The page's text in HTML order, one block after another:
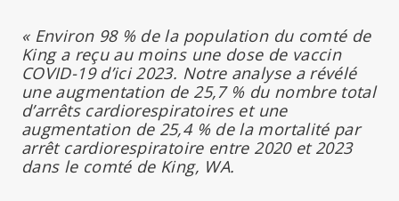
« Environ 98 % de la population du comté de
King a reçu au moins une dose de vaccin
COVID-19 d’ici 2023. Notre analyse a révélé
une augmentation de 25,7 % du nombre total
d’arrêts cardiorespiratoires et une
augmentation de 25,4 % de la mortalité par
arrêt cardiorespiratoire entre 2020 et 2023
dans le comté de King, WA.